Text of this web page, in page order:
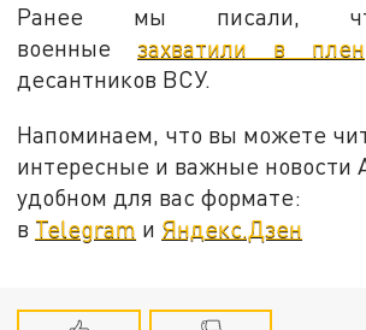
Ранее мы писали,
военныезахватили в плен
десантников ВСУ.
Напоминаем, что вы можете
интересные и важные новости
удобном для вас формате:
в Telegram и Яндекс.Дзен